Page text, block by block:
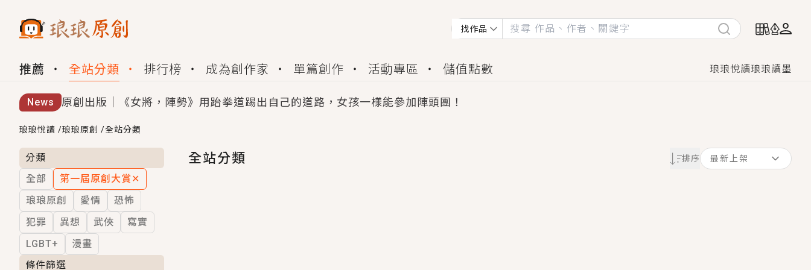
找作品
推薦 全站分類 排行榜 成為創作家 單篇創作 活動專區 儲值點數 琅琅悅讀琅琅讀墨
News 原創出版｜《女將，陣勢》用跆拳道踢出自己的道路，女孩一樣能參加陣頭團！
創,作家招募｜華文小說創作首選！有機會獲得豐富廣宣資源、專屬服務與獨享福利！
小編心動書單｜《離婚你提的，二婚嫁大佬，你哭什麼？》追妻火葬場！前夫失憶移情別戀，她頭也不回找新歡，他居然還後悔了？
GL｜《夏日與檸檬與重疊世界》炎熱的夏日、檸檬的香氣、互相愛慕的兩位少女，今夏最推純愛GL漫畫！
BL｜《費洛蒙中毒》救命！特殊費洛蒙體質世界觀，無法抗拒的吸引力，已中毒Σ>―(〃°ω°〃)♡→
OMG你嚇到我了｜《陰陽鬼店》上班族買了房子模型，但現實中買下的竟是屬於他的停屍櫃？！
言情｜《國語推行員》每個人心中都有一個連自己也無法改變的永恆， 他的一生將不由自主追逐著她……
琅琅悅讀 /琅琅原創 /全站分類
分類
全部
第一屆原創大賞 ✕
琅琅原創
愛情
恐怖
犯罪
異想 武俠
寫實
LGBT+
漫畫
條件篩選
全站分類 排序 最新上架